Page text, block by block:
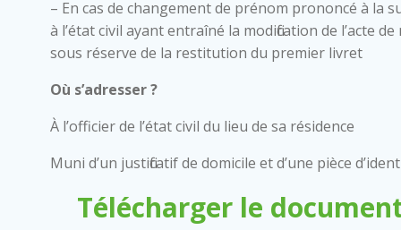
– En cas de changement de prénom prononcé à la
à l’état civil ayant entraîné la modification de l’acte
sous réserve de la restitution du premier livret
Où s’adresser ?
À l’officier de l’état civil du lieu de sa résidence
Muni d’un justificatif de domicile et d’une pièce
Télécharger le